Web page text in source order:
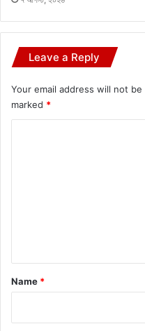
Leave a Reply
Your email address will not be
marked *
*
Name *